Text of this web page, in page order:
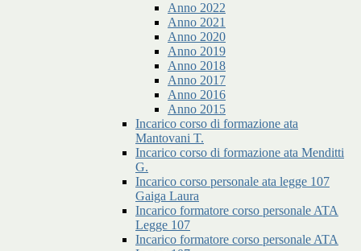
Anno 2022
Anno 2021
Anno 2020
Anno 2019
Anno 2018
Anno 2017
Anno 2016
Anno 2015
Incarico corso di formazione ata
Mantovani T.
Incarico corso di formazione ata Menditti
G.
Incarico corso personale ata legge 107
Gaiga Laura
Incarico formatore corso personale ATA
Legge 107
Incarico formatore corso personale ATA